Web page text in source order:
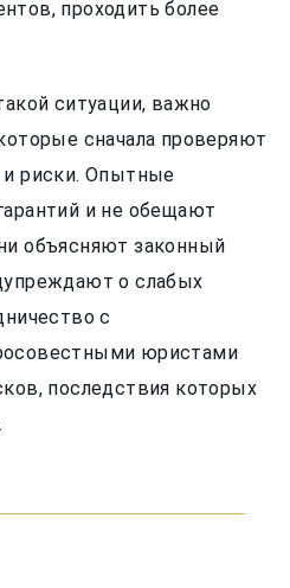
проходить более
ситуации, важно
сначала проверяют
риски. Опытные
и не обещают
объясняют законный
о слабых
с
юристами
последствия которых